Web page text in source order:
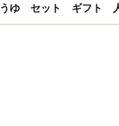
うゆ セット ギフト